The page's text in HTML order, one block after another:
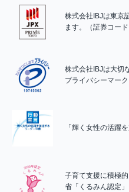
株式会社IBJは東京
ます。（証券コード
株式会社IBJは大切
プライバシーマー
「輝く女性の活躍
子育て支援に積極
省「くるみん認定」